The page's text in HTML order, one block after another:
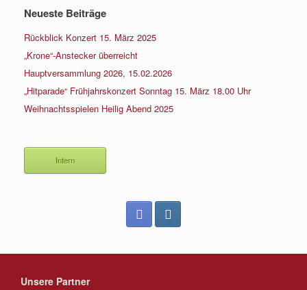
Neueste Beiträge
Rückblick Konzert 15. März 2025
„Krone“-Anstecker überreicht
Hauptversammlung 2026, 15.02.2026
„Hitparade“ Frühjahrskonzert Sonntag 15. März 18.00 Uhr
Weihnachtsspielen Heilig Abend 2025
Intern
Unsere Partner